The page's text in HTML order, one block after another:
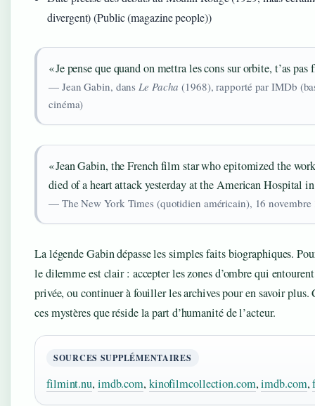
divergent) (Public (magazine people))
« Je pense que quand on mettra les cons sur orbite, t’as
— Jean Gabin, dans Le Pacha (1968), rapporté par IMDb
cinéma)
« Jean Gabin, the French film star who epitomized the
died of a heart attack yesterday at the American Hospital
— The New York Times (quotidien américain), 16 novembre
La légende Gabin dépasse les simples faits biographiques.
le dilemme est clair : accepter les zones d’ombre qui
privée, ou continuer à fouiller les archives pour en savoir plus.
ces mystères que réside la part d’humanité de l’acteur.
SOURCES SUPPLÉMENTAIRES
filmint.nu, imdb.com, kinofilmcollection.com,imdb.com,